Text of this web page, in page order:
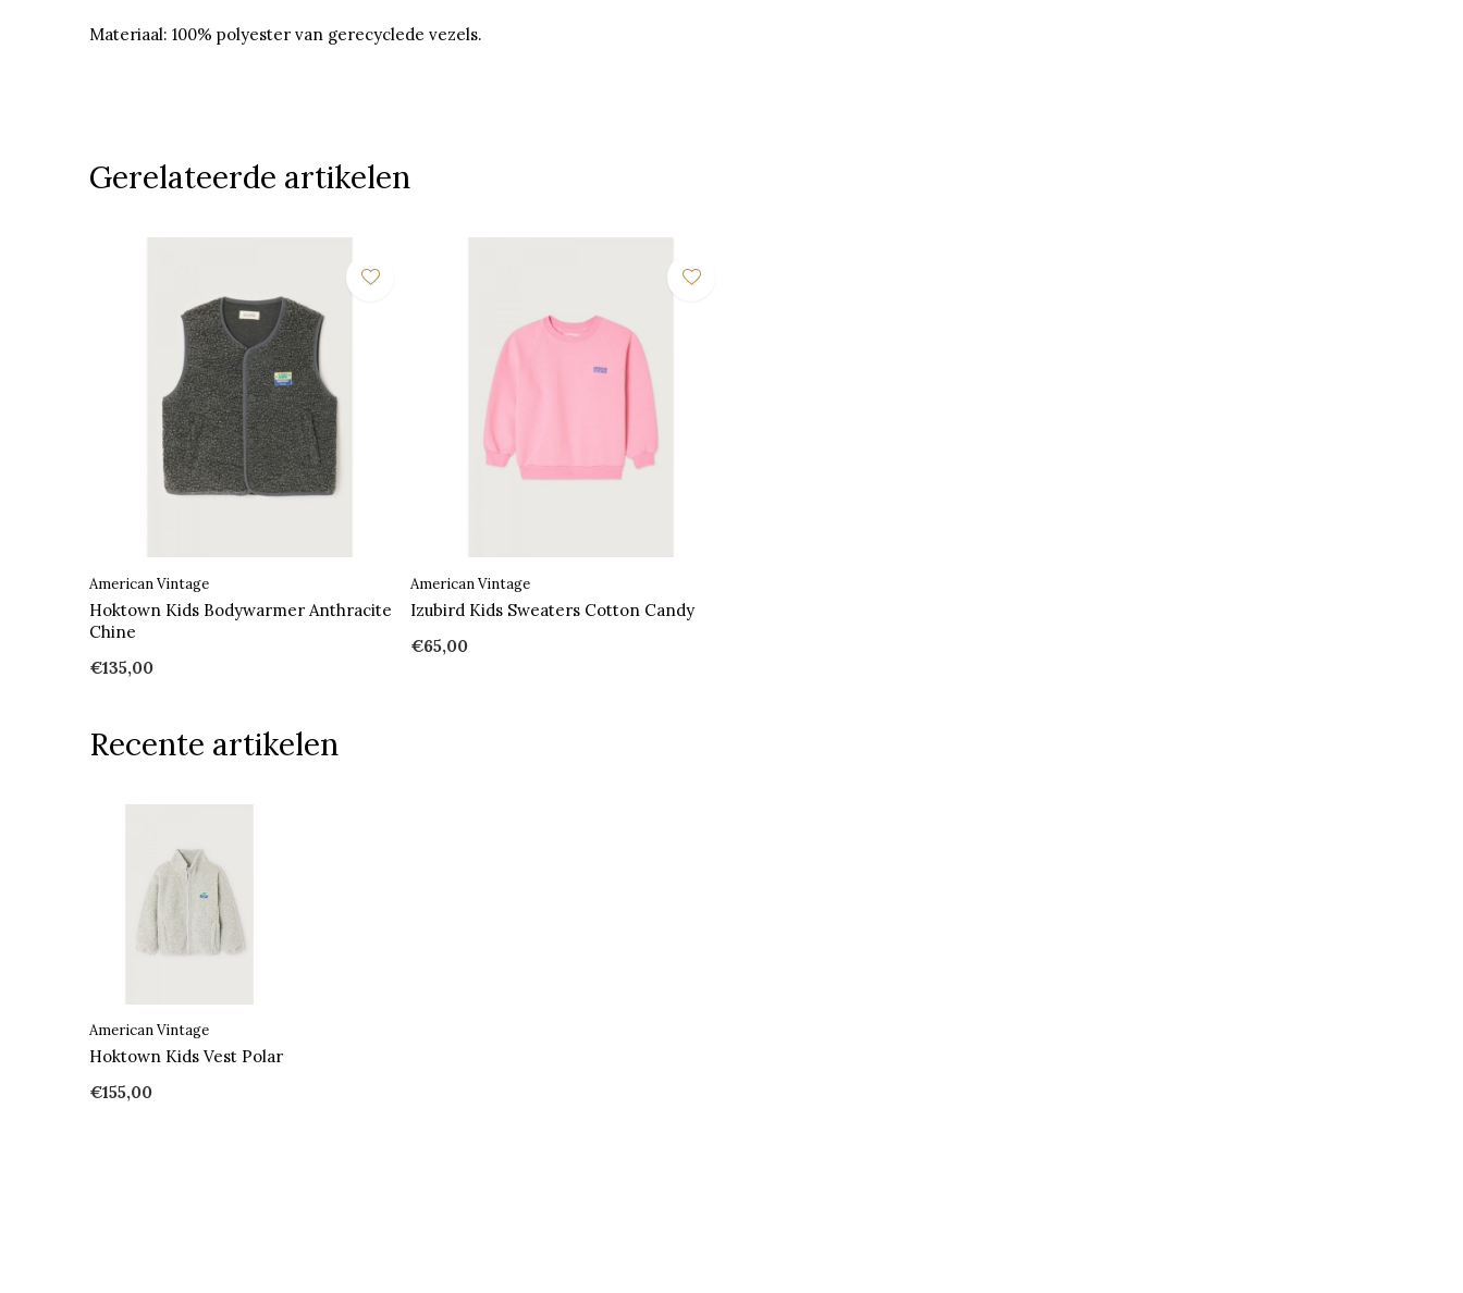
Materiaal: 100% polyester van gerecyclede vezels.
Gerelateerde artikelen
American Vintage
Hoktown Kids Bodywarmer Anthracite
Chine
€135,00
American Vintage
Izubird Kids Sweaters Cotton Candy
€65,00
Recente artikelen
American Vintage
Hoktown Kids Vest Polar
€155,00